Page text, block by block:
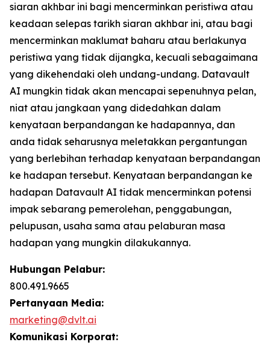
siaran akhbar ini bagi mencerminkan peristiwa atau
keadaan selepas tarikh siaran akhbar ini, atau bagi
mencerminkan maklumat baharu atau berlakunya
peristiwa yang tidak dijangka, kecuali sebagaimana
yang dikehendaki oleh undang-undang. Datavault
AI mungkin tidak akan mencapai sepenuhnya pelan,
niat atau jangkaan yang didedahkan dalam
kenyataan berpandangan ke hadapannya, dan
anda tidak seharusnya meletakkan pergantungan
yang berlebihan terhadap kenyataan berpandangan
ke hadapan tersebut. Kenyataan berpandangan ke
hadapan Datavault AI tidak mencerminkan potensi
impak sebarang pemerolehan, penggabungan,
pelupusan, usaha sama atau pelaburan masa
hadapan yang mungkin dilakukannya.
Hubungan Pelabur:
800.491.9665
Pertanyaan Media:
marketing@dvlt.ai
Komunikasi Korporat: